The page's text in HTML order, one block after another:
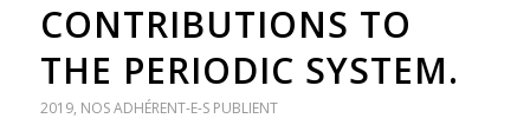
CONTRIBUTIONS TO
THE PERIODIC SYSTEM.
2019, NOS ADHÉRENT-E-S PUBLIENT